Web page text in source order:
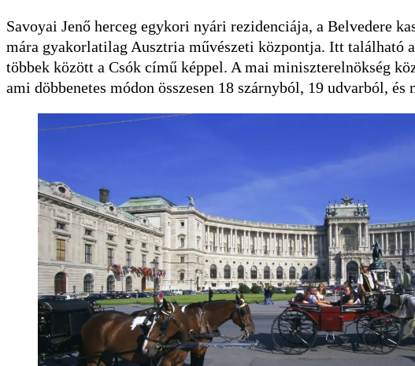
Savoyai Jenő herceg egykori nyári rezidenciája, a Belvedere
mára gyakorlatilag Ausztria művészeti központja. Itt található
többek között a Csók című képpel. A mai miniszterelnökség
ami döbbenetes módon összesen 18 szárnyból, 19 udvarból,